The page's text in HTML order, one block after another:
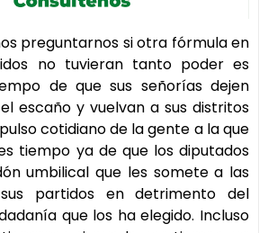
preguntarnos si otra fórmula en
no tuvieran tanto poder es
de que sus señorías dejen
escaño y vuelvan a sus distritos
cotidiano de la gente a la que
tiempo ya de que los diputados
umbilical que les somete a las
partidos en detrimento del
que los ha elegido. Incluso